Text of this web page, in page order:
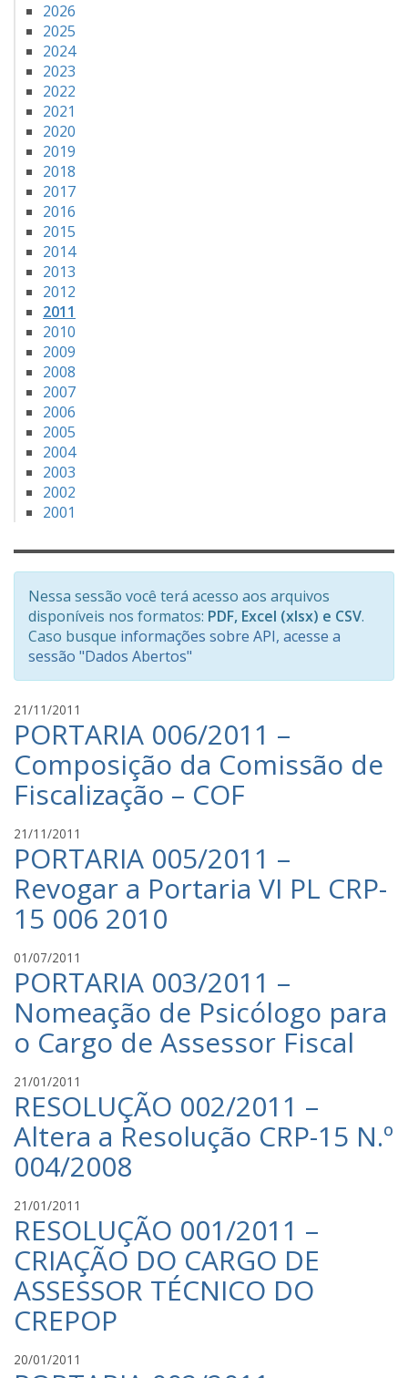
2026
2025
2024
2023
2022
2021
2020
2019
2018
2017
2016
2015
2014
2013
2012
2011
2010
2009
2008
2007
2006
2005
2004
2003
2002
2001
Nessa sessão você terá acesso aos arquivos
disponíveis nos formatos: PDF, Excel (xlsx) e CSV.
Caso busque informações sobre API, acesse a
sessão "Dados Abertos"
21/11/2011
r
s
t
i
n
o
C
a
v
l
c
a
n
t
e
M
e
n
e
s
PORTARIA 006/2011 –
Composição da Comissão de
Fiscalização – COF
21/11/2011
r
s
t
i
n
o
C
v
c
a
n
t
e
M
e
n
e
z
s
PORTARIA 005/2011 –
Revogar a Portaria VI PL CRP-
15 006 2010
01/07/2011
r
s
t
i
n
o
C
a
v
c
a
n
t
e
d
PORTARIA 003/2011 –
Nomeação de Psicólogo para
o Cargo de Assessor Fiscal
21/01/2011
r
s
t
i
n
o
C
a
v
a
RESOLUÇÃO 002/2011 –
Altera a Resolução CRP-15 N.º
004/2008
21/01/2011
r
s
t
i
a
RESOLUÇÃO 001/2011 –
CRIAÇÃO DO CARGO DE
ASSESSOR TÉCNICO DO
CREPOP
20/01/2011